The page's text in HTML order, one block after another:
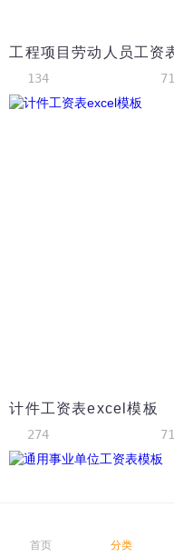
134
计件工资表excel模板
274
首页 分类